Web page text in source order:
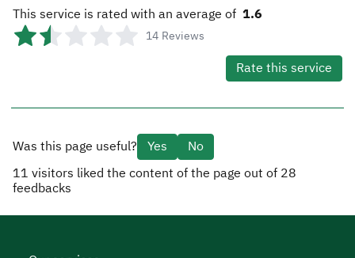
This service is rated with an average of 1.6
14 Reviews
Rate this service
Was this page useful? Yes
No
11 visitors liked the content of the page out of 28
feedbacks